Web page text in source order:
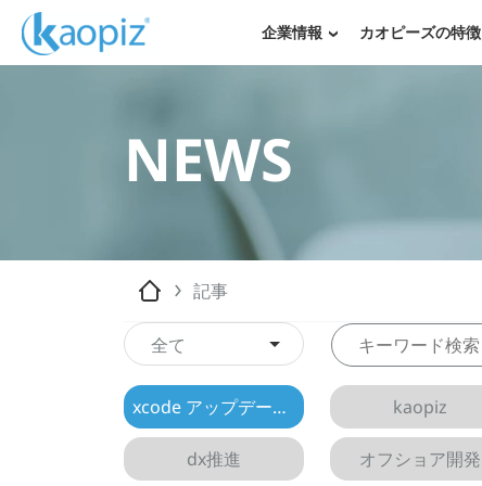
企業情報 カオピーズの特徴
NEWS
記事
全て
xcode アップデート 方法 kaopiz
dx推進 オフショア開発